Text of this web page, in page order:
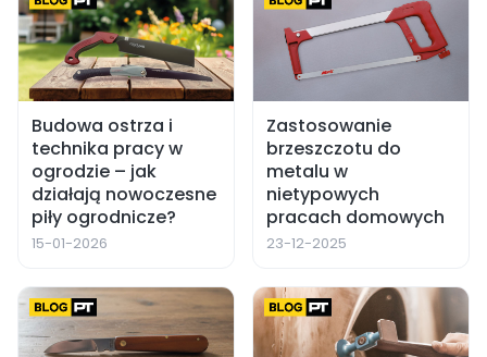
Budowa ostrza i
technika pracy w
ogrodzie – jak
działają nowoczesne
piły ogrodnicze?
15-01-2026
Zastosowanie
brzeszczotu do
metalu w
nietypowych
pracach domowych
23-12-2025